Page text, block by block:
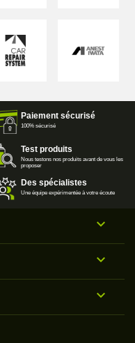
Paiement sécurisé
100% sécurisé
Test produits
Nous testons nos produits avant de vous les
proposer
Des spécialistes
Une équipe expérimentée à votre écoute


